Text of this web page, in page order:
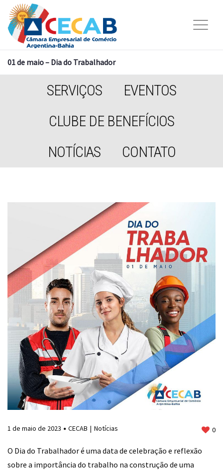
01 de maio – Dia do Trabalhador
SERVIÇOS
EVENTOS
CLUBE DE BENEFÍCIOS
NOTÍCIAS
CONTATO
1 de maio de 2023 CECAB Notícias 0
O Dia do Trabalhador é uma data de celebração e reflexão
sobre a importância do trabalho na construção de uma